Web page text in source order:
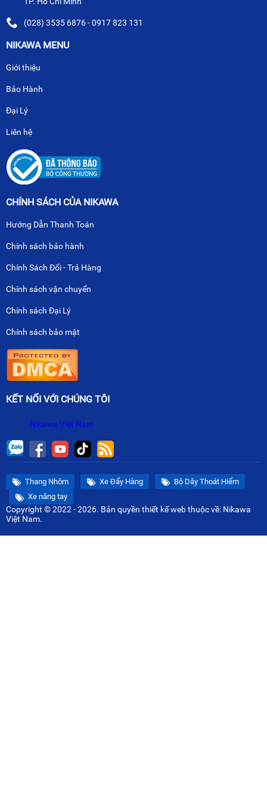
(028) 3535 6876 - 0917 823 131
NIKAWA MENU
Giới thiệu
Bảo Hành
Đại Lý
Liên hệ
CHÍNH SÁCH CỦA NIKAWA
Hướng Dẫn Thanh Toán
Chính sách bảo hành
Chính Sách Đổi - Trả Hàng
Chính sách vận chuyển
Chính sách Đại Lý
Chính sách bảo mật
KẾT NỐI VỚI CHÚNG TÔI
Nikawa Việt Nam
Thang Nhôm Xe Đẩy Hàng
Bộ Dây Thoát Hiểm
Xe nâng tay
Copyright © 2022 - 2026. Bản quyền thiết kế webthuộc về: Nikawa
Việt Nam.